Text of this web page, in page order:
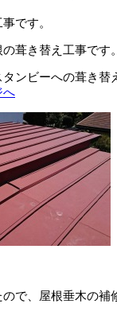
です。
葺き替え工事です。
ンビーへの葺き替
へ
で、屋根垂木の補